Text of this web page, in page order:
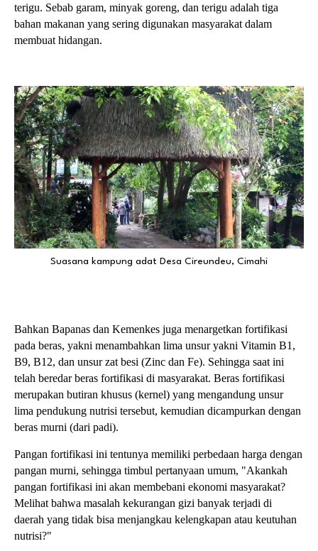
terigu. Sebab garam, minyak goreng, dan terigu adalah tiga
bahan makanan yang sering digunakan masyarakat dalam
membuat hidangan.
Suasana kampung adat Desa Cireundeu, Cimahi
Bahkan Bapanas dan Kemenkes juga menargetkan fortifikasi
pada beras, yakni menambahkan lima unsur yakni Vitamin B1,
B9, B12, dan unsur zat besi (Zinc dan Fe). Sehingga saat ini
telah beredar beras fortifikasi di masyarakat. Beras fortifikasi
merupakan butiran khusus (kernel) yang mengandung unsur
lima pendukung nutrisi tersebut, kemudian dicampurkan dengan
beras murni (dari padi).
Pangan fortifikasi ini tentunya memiliki perbedaan harga dengan
pangan murni, sehingga timbul pertanyaan umum, "Akankah
pangan fortifikasi ini akan membebani ekonomi masyarakat?
Melihat bahwa masalah kekurangan gizi banyak terjadi di
daerah yang tidak bisa menjangkau kelengkapan atau keutuhan
nutrisi?"